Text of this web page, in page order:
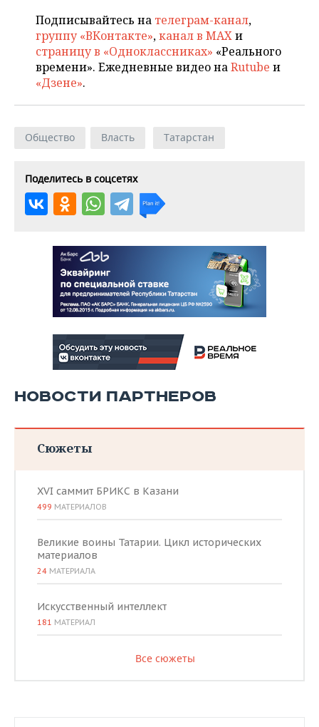
Подписывайтесь на телеграм-канал,
группу «ВКонтакте»,канал в MAXи
страницу в «Одноклассниках» «Реального
времени». Ежедневные видео наRutube и
«Дзене».
Общество Власть Татарстан
Поделитесь в соцсетях
НОВОСТИ ПАРТНЕРОВ
Сюжеты
XVI саммит БРИКС в Казани
499 МАТЕРИАЛОВ
Великие воины Татарии. Цикл исторических
материалов
24 МАТЕРИАЛА
Искусственный интеллект
181 МАТЕРИАЛ
Все сюжеты